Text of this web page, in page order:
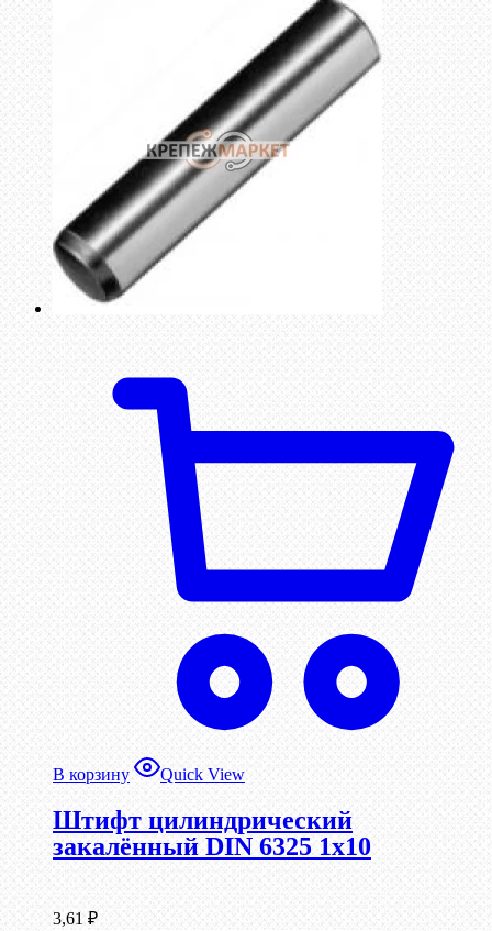
В корзину Quick View
Штифт цилиндрический
закалённый DIN 6325 1х10
3,61 ₽